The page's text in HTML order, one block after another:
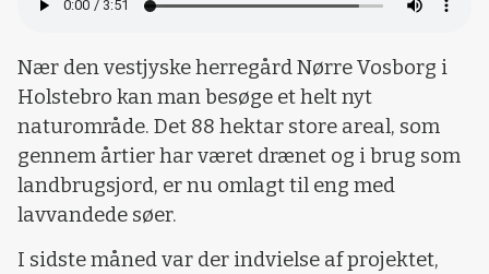
Nær den vestjyske herregård Nørre Vosborg i
Holstebro kan man besøge et helt nyt
naturområde. Det 88 hektar store areal, som
gennem årtier har været drænet og i brug som
landbrugsjord, er nu omlagt til eng med
lavvandede søer.
I sidste måned var der indvielse af projektet,